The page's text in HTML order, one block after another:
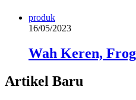
produk
16/05/2023
Wah Keren,
Artikel Baru